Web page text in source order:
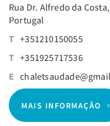
Rua Dr. Alfredo da
Portugal
T +351210150055
T +351925717536
E
MAIS INFORMAÇÃO